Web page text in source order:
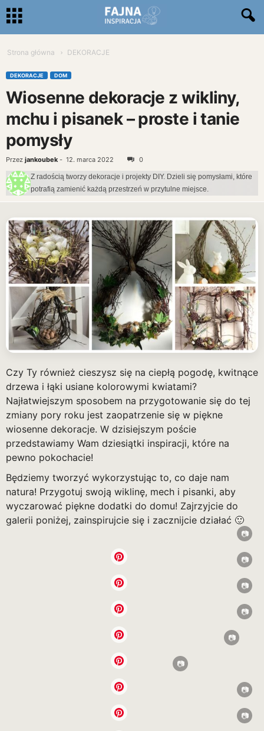
Strona główna DEKORACJE
DEKORACJE DOM
Wiosenne dekoracje z wikliny,
mchu i pisanek – proste i tanie
pomysły
Przez jankoubek - 12. marca 2022 0
Z radością tworzy dekoracje i projekty DIY. Dzieli się pomysłami, które
potrafią zamienić każdą przestrzeń w przytulne miejsce.
Czy Ty również cieszysz się na ciepłą pogodę, kwitnące
drzewa i łąki usiane kolorowymi kwiatami?
Najłatwiejszym sposobem na przygotowanie się do tej
zmiany pory roku jest zaopatrzenie się w piękne
wiosenne dekoracje. W dzisiejszym poście
przedstawiamy Wam dziesiątki inspiracji, które na
pewno pokochacie!
Będziemy tworzyć wykorzystując to, co daje nam
natura! Przygotuj swoją wiklinę, mech i pisanki, aby
wyczarować piękne dodatki do domu! Zajrzyjcie do
galerii poniżej, zainspirujcie się i zacznijcie działać 🙂